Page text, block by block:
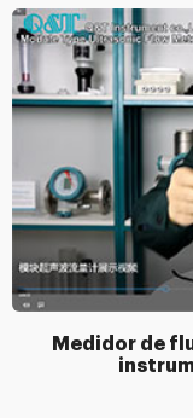
Medidor de